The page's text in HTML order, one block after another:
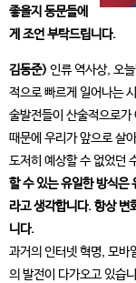
좋을지 동문들에
게 조언 부탁드립니다.
김동준) 인류 역사상, 오
적으로 빠르게 일어나는
술발전들이 산술적으로
때문에 우리가 앞으로 살
도저히 예상할 수 없었던
할 수 있는 유일한 방식
라고 생각합니다. 항상 변
니다.
과거의 인터넷 혁명, 모바
의 발전이 다가오고 있습